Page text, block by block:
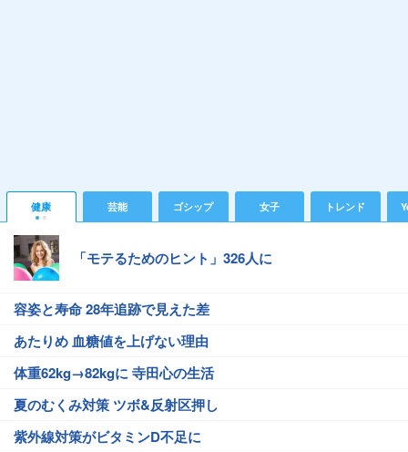
健康 芸能 ゴシップ 女子 トレンド
「モテるためのヒント」326人に
容姿と寿命 28年追跡で見えた差
あたりめ 血糖値を上げない理由
体重62kg→82kgに 寺田心の生活
夏のむくみ対策 ツボ&反射区押し
紫外線対策がビタミンD不足に